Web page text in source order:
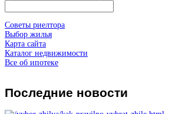
Советы риелтора
Выбор жилья
Карта сайта
Каталог недвижимости
Все об ипотеке
Последние новости